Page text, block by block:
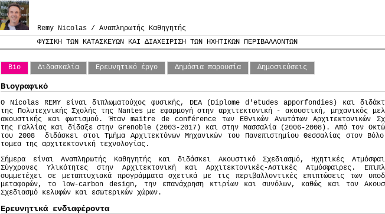
Remy Nicolas / Αναπληρωτής Καθηγητής
ΦΥΣΙΚΗ ΤΩΝ ΚΑΤΑΣΚΕΥΩΝ ΚΑΙ ΔΙΑΧΕΙΡΙΣΗ ΤΩΝ ΗΧΗΤΙΚΩΝ ΠΕΡΙΒΑΛΛΟΝΤΩΝ
Bio Διδασκαλία Ερευνητικό έργο Δημόσια παρουσία Δημοσιεύσεις
Βιογραφικό
O Nicolas REMY είναι διπλωματούχος φυσικής, DEA (Diplome d'etudes apporfondies) και
της Πολυτεχνικής Σχολής της Nantes με εφαρμογή στην αρχιτεκτονική - ακουστική, μηχανικός
ακουστικής και φωτισμού. Ήταν maitre de conférence των Εθνικών Ανωτάτων Αρχιτεκτονικών
της Γαλλίας και δίδαξε στην Grenoble (2003-2017) και στην Μασσαλία (2006-2008). Από τον
του 2008 διδάσκει στοι Τμήμα Αρχιτεκτόνων Μηχανικών του Πανεπιστημίου Θεσσαλίας στον
τομεα της αρχιτεκτονική τεχνολογίας.
Σήμερα είναι Αναπληρωτής Καθηγητής και διδάσκει Ακουστικό Σχεδιασμό, Ηχητικές
Σύγχρονες Υλικότητες στην Αρχιτεκτονική και Αρχιτεκτονικές-Αστικές Ατμόσφαιρες.
συμμετέχει σε μεταπτυχιακά προγράμματα σχετικά με τις περιβαλλοντικές επιπτώσεις των
μεταφορών, το low-carbon design, την επανάχρηση κτιρίων και συνόλων, καθώς και τον
Σχεδιασμό κελυφών και εσωτερικών χώρων.
Ερευνητικά ενδιαφέροντα